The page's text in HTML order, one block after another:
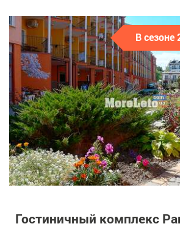
В сезоне
Гостиничный комплекс